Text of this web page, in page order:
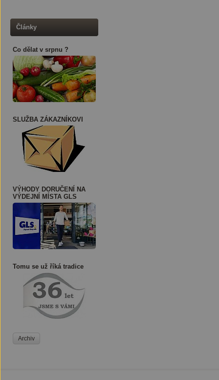
Články
Co dělat v srpnu ?
SLUŽBA ZÁKAZNÍKOVI
VÝHODY DORUČENÍ NA
VÝDEJNÍ MÍSTA GLS
Tomu se už říká tradice
Archiv